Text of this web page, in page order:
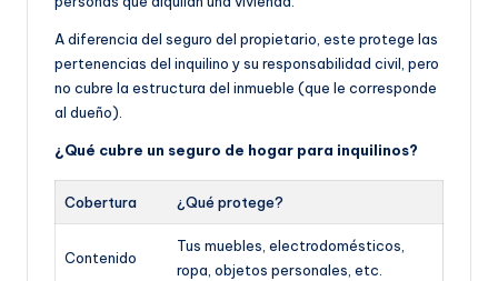
A diferencia del seguro del propietario, este protege las
pertenencias del inquilino y su responsabilidad civil, pero
no cubre la estructura del inmueble (que le corresponde
al dueño).
¿Qué cubre un seguro de hogar para inquilinos?
Cobertura ¿Qué protege?
Contenido
Tus muebles, electrodomésticos,
ropa, objetos personales, etc.